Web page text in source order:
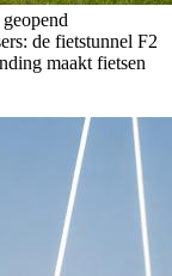
de fietstunnel F2
maakt fietsen